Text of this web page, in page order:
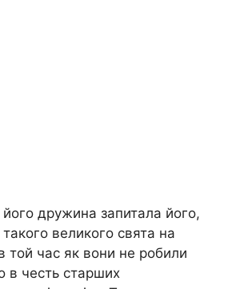
його дружина запитала його,
великого свята на
той час як вони не робили
в честь старших